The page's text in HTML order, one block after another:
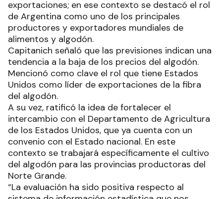
exportaciones; en ese contexto se destacó el rol
de Argentina como uno de los principales
productores y exportadores mundiales de
alimentos y algodón.
Capitanich señaló que las previsiones indican una
tendencia a la baja de los precios del algodón.
Mencionó como clave el rol que tiene Estados
Unidos como líder de exportaciones de la fibra
del algodón.
A su vez, ratificó la idea de fortalecer el
intercambio con el Departamento de Agricultura
de los Estados Unidos, que ya cuenta con un
convenio con el Estado nacional. En este
contexto se trabajará específicamente el cultivo
del algodón para las provincias productoras del
Norte Grande.
“La evaluación ha sido positiva respecto al